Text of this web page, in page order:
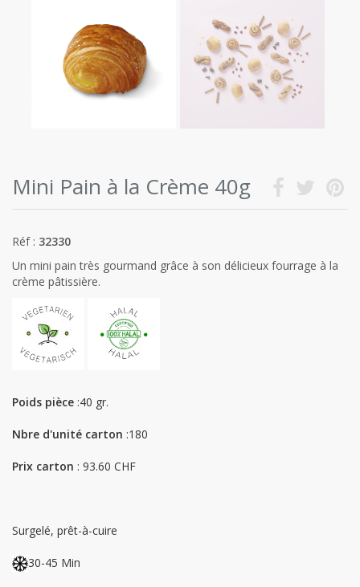
Mini Pain à la Crème 40g
Réf : 32330
Un mini pain très gourmand grâce à son délicieux fourrage à la
crème pâtissière.
Poids pièce :40 gr.
Nbre d'unité carton :180
Prix carton : 93.60 CHF
Surgelé, prêt-à-cuire
30-45 Min